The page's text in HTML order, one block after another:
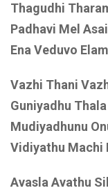
Thagudhi
Padhavi Mel
Ena Veduvo
Vazhi Thani
Guniyadhu
Mudiyadhunu
Vidiyathu Machi
Avasla Avathu